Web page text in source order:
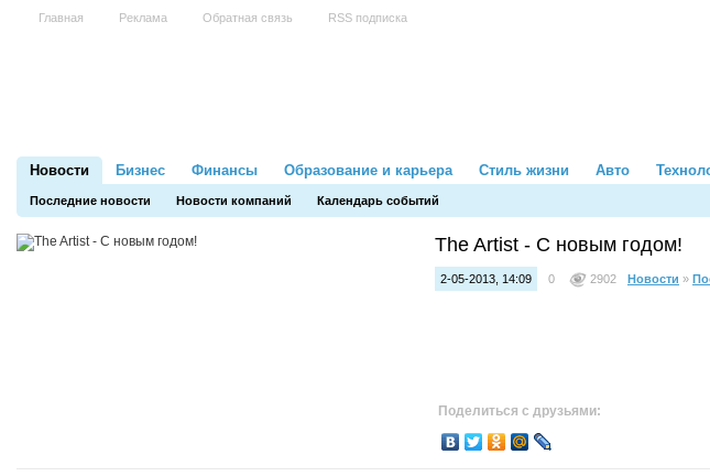
Главная Реклама Обратная связь RSS подписка
Новости
Последние новости Новости компаний Календарь событий
Бизнес Финансы Образование и карьера Стиль жизни Авто
The Artist - С новым годом!
2-05-2013, 14:09 0 2902 Новости »
Поделиться с друзьями: